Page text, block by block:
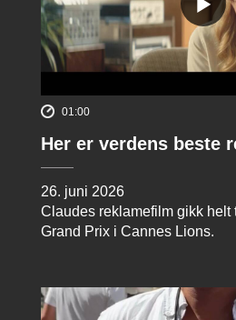
01:00
Her er verdens beste
26. juni 2026
Claudes reklamefilm gikk helt
Grand Prix i Cannes Lions.